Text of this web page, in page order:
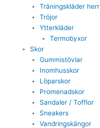
Träningskläder herr
Tröjor
Ytterkläder
Termobyxor
Skor
Gummistövlar
Inomhusskor
Löparskor
Promenadskor
Sandaler / Tofflor
Sneakers
Vandringskängor